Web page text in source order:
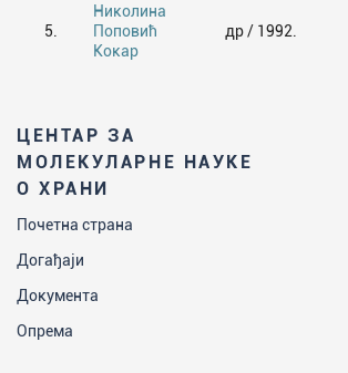
ЦЕНТАР ЗА
МОЛЕКУЛАРНЕ НАУКЕ
О ХРАНИ
Почетна страна
Догађаји
Документа
Опрема
5.
Николина
Поповић
Кокар
др / 1992.